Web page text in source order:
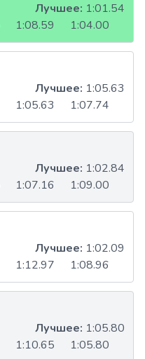
1:08.59 1:04.00
Лучшее: 1:01.54
1:05.63 1:07.74
Лучшее: 1:05.63
1:07.16 1:09.00
Лучшее: 1:02.84
1:12.97 1:08.96
Лучшее: 1:02.09
1:10.65 1:05.80
Лучшее: 1:05.80